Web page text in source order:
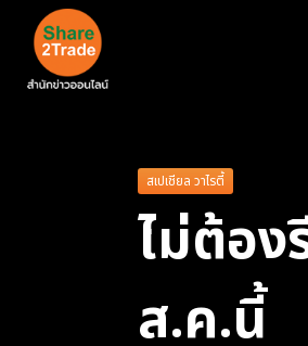
สเปเชียล วาไรตี้
ไม่ต้อ
ส.ค.นี้